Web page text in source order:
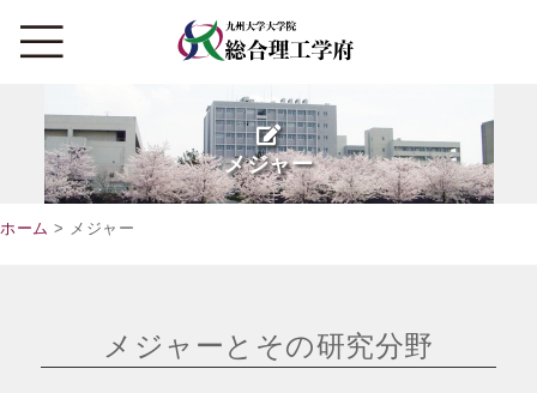
メジャー
ホーム > メジャー
メジャーとその研究分野